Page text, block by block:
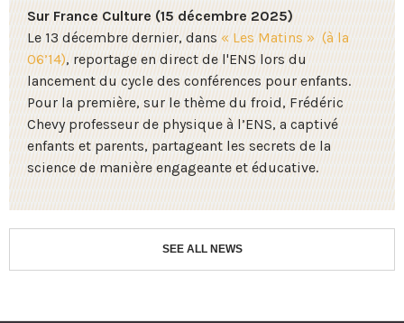
Sur France Culture (15 décembre 2025)
Le 13 décembre dernier, dans« Les Matins » (à la
06’14), reportage en direct de l'ENS lors du
lancement du cycle des conférences pour enfants.
Pour la première, sur le thème du froid, Frédéric
Chevy professeur de physique à l’ENS, a captivé
enfants et parents, partageant les secrets de la
science de manière engageante et éducative.
SEE ALL NEWS